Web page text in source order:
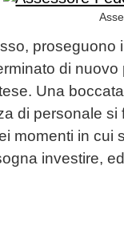
proseguono
di
Una
di personale
momenti in cui
investire,